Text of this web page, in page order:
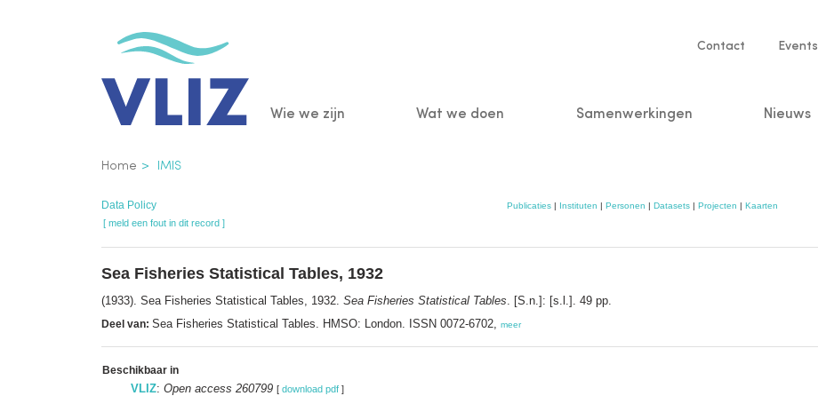
Service
Contact Events
Main
Wie we zijn Wat we doen Samenwerkingen Nieuws
Kruimelpad
Home IMIS
Data Policy Publicaties| Instituten | Personen | Datasets| Projecten | Kaarten
[ meld een fout in dit record ]
Sea Fisheries Statistical Tables, 1932
(1933). Sea Fisheries Statistical Tables, 1932. Sea Fisheries Statistical Tables . [S.n.]: [s.l.]. 49 pp.
Deel van: Sea Fisheries Statistical Tables. HMSO: London. ISSN 0072-6702, meer
Beschikbaar in
VLIZ: Open access 260799 [ download pdf ]